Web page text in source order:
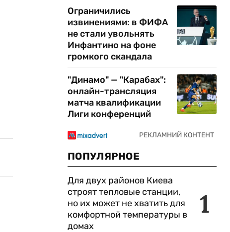
Ограничились
извинениями: в ФИФА
не стали увольнять
Инфантино на фоне
громкого скандала
"Динамо" — "Карабах":
онлайн-трансляция
матча квалификации
Лиги конференций
ПОПУЛЯРНОЕ
1
Для двух районов Киева
строят тепловые станции,
но их может не хватить для
комфортной температуры в
домах